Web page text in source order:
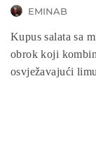
EMINAB
Kupus salata sa
obrok koji
osvježavajući